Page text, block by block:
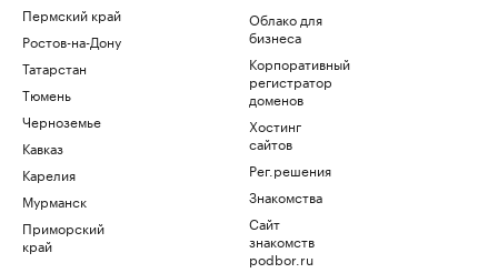
Пермский край
Ростов-на-Дону
Татарстан
Тюмень
Черноземье
Кавказ
Карелия
Мурманск
Приморский
край
Облако для
бизнеса
Корпоративный
регистратор
доменов
Хостинг
сайтов
Рег.решения
Знакомства
Сайт
знакомств
podbor.ru